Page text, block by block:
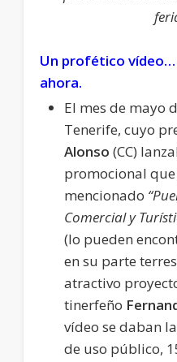
Un profético
ahora.
El mes de mayo
Tenerife, cuyo
Alonso (CC)
promocional
mencionado
Comercial y
(lo pueden
en su parte
atractivo
tinerfeño
vídeo se daban
de uso público,